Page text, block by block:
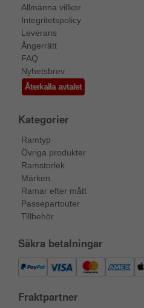
Allmänna villkor
Integritetspolicy
Leverans
Ångerrätt
FAQ
Nyhetsbrev
Återkalla avtalet
Kategorier
Ramtyp
Övriga produkter
Ramstorlek
Märken
Ramar efter mått
Passepartouter
Tillbehör
Säkra betalningar
Fraktpartner